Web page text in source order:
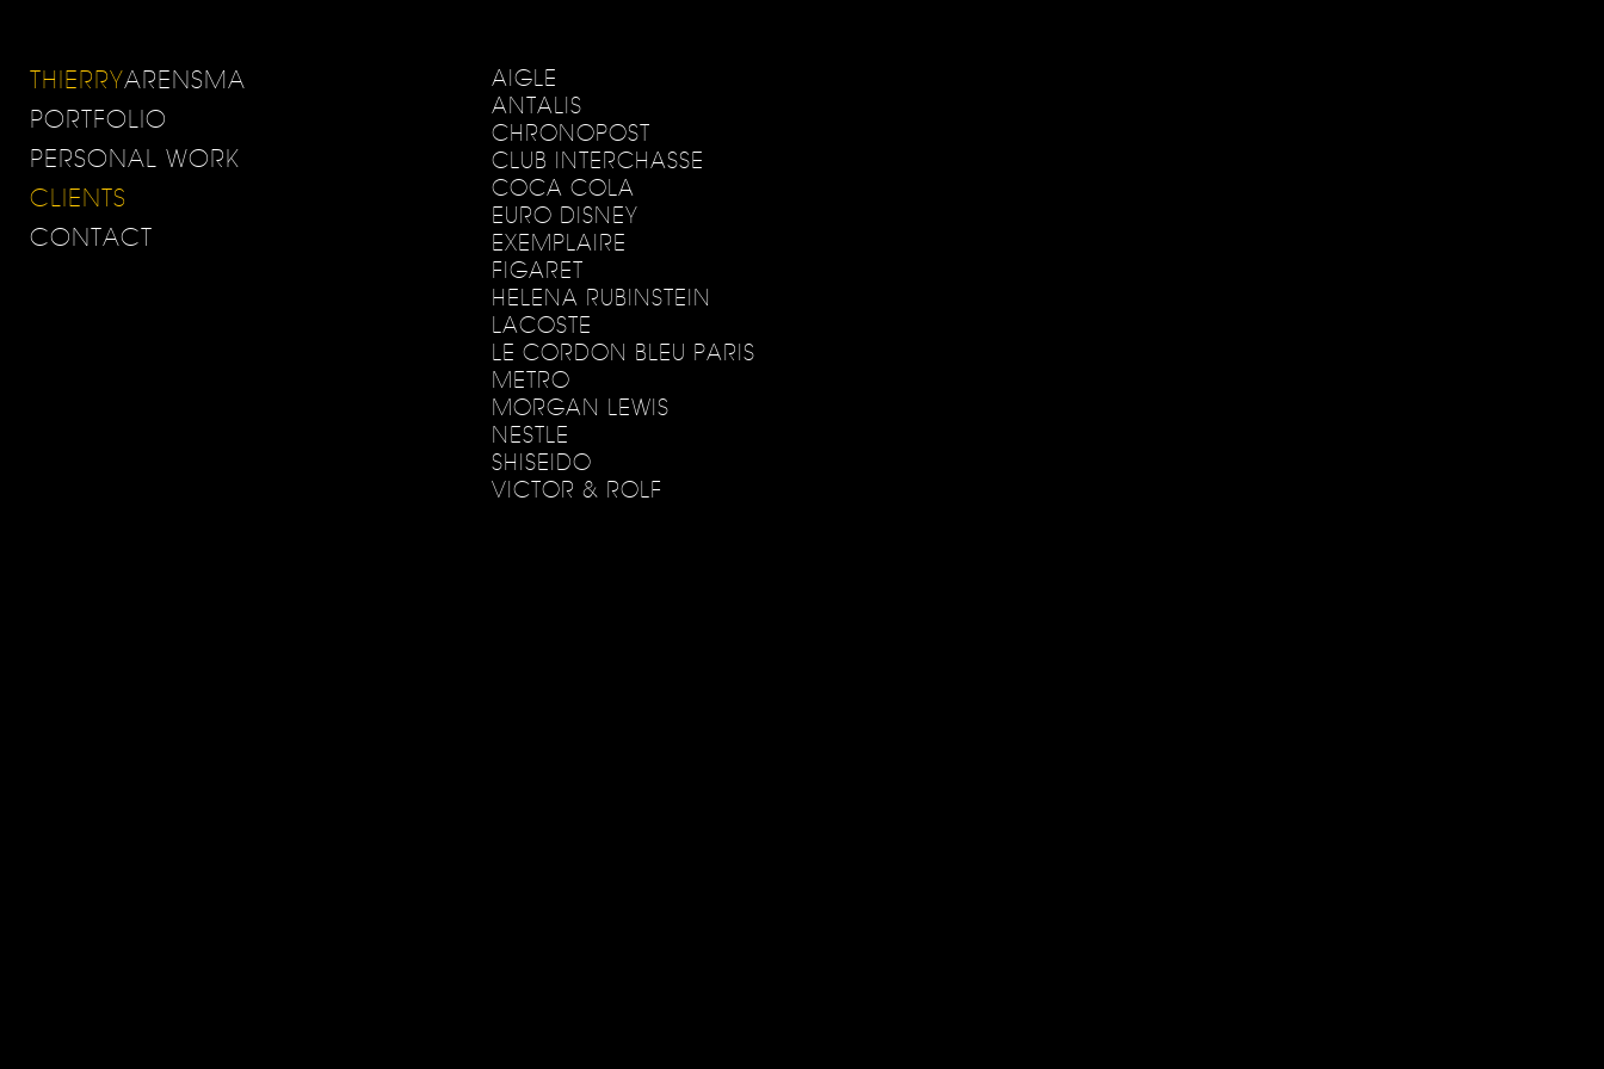
THIERRYARENSMA
PORTFOLIO
PERSONAL WORK
CLIENTS
CONTACT
AIGLE
ANTALIS
CHRONOPOST
CLUB INTERCHASSE
COCA COLA
EURO DISNEY
EXEMPLAIRE
FIGARET
HELENA RUBINSTEIN
LACOSTE
LE CORDON BLEU PARIS
METRO
MORGAN LEWIS
NESTLE
SHISEIDO
VICTOR & ROLF